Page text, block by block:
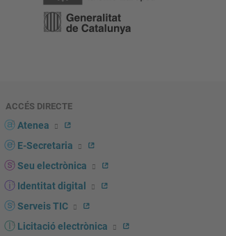
ACCÉS DIRECTE
Atenea
E-Secretaria
Seu electrònica
Identitat digital
Serveis TIC
Licitació electrònica